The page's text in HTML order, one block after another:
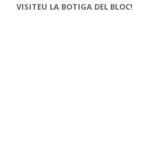
VISITEU LA BOTIGA DEL BLOC!